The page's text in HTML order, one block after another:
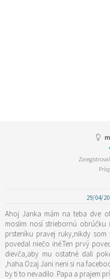
29/04/
Ahoj Janka mám na teba dve
moslim nosí striebornú
prsteníku pravej ruky,nikdy
povedal niečo iné.Ten prvý
dievča,aby mu ostatné dali
,haha.Ozaj Jani neni si na
by ti to nevadilo .Papa a prajem